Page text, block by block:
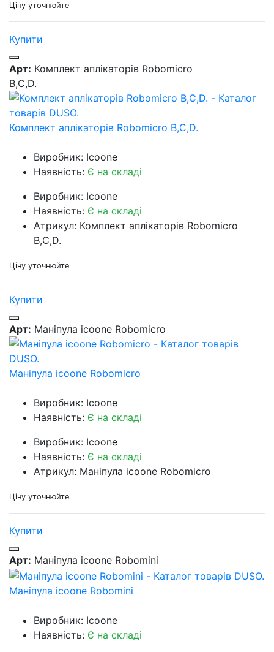
Ціну уточнюйте
Купити
Арт: Комплект аплікаторів Robomicro
B,C,D.
Комплект аплікаторів Robomicro B,C,D.
Виробник: Icoone
Наявність: Є на складі
Виробник: Icoone
Наявність: Є на складі
Атрикул: Комплект аплікаторів Robomicro
B,C,D.
Ціну уточнюйте
Купити
Арт: Маніпула icoone Robomicro
Маніпула icoone Robomicro
Виробник: Icoone
Наявність: Є на складі
Виробник: Icoone
Наявність: Є на складі
Атрикул: Маніпула icoone Robomicro
Ціну уточнюйте
Купити
Арт: Маніпула icoone Robomini
Маніпула icoone Robomini
Виробник: Icoone
Наявність: Є на складі